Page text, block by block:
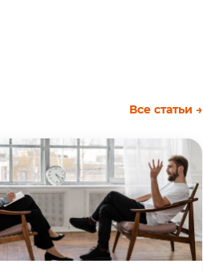
Все статьи →